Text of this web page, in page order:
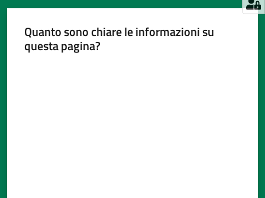
Quanto sono chiare le informazioni su
questa pagina?